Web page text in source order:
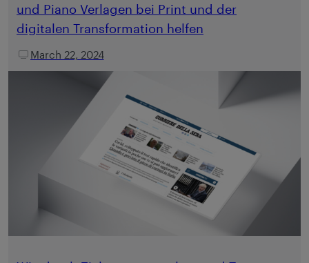
und Piano Verlagen bei Print und der
digitalen Transformation helfen
March 22, 2024